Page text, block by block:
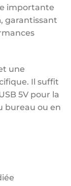
importante
, garantissant
une
Il suffit
5V pour la
bureau ou en